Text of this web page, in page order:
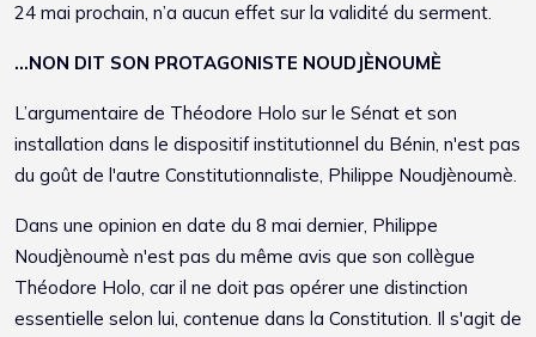
24 mai prochain, n’a aucun effet sur la validité du serment.
...NON DIT SON PROTAGONISTE NOUDJÈNOUMÈ
L’argumentaire de Théodore Holo sur le Sénat et son
installation dans le dispositif institutionnel du Bénin, n'est pas
du goût de l'autre Constitutionnaliste, Philippe Noudjènoumè.
Dans une opinion en date du 8 mai dernier, Philippe
Noudjènoumè n'est pas du même avis que son collègue
Théodore Holo, car il ne doit pas opérer une distinction
essentielle selon lui, contenue dans la Constitution. Il s'agit de